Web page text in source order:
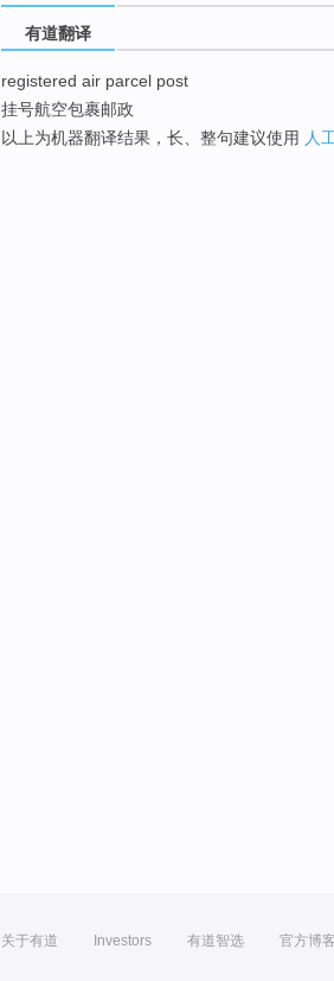
有道翻译
registered air parcel post
挂号航空包裹邮政
以上为机器翻译结果，长、整句建议使用 人
关于有道 Investors 有道智选 官方博客